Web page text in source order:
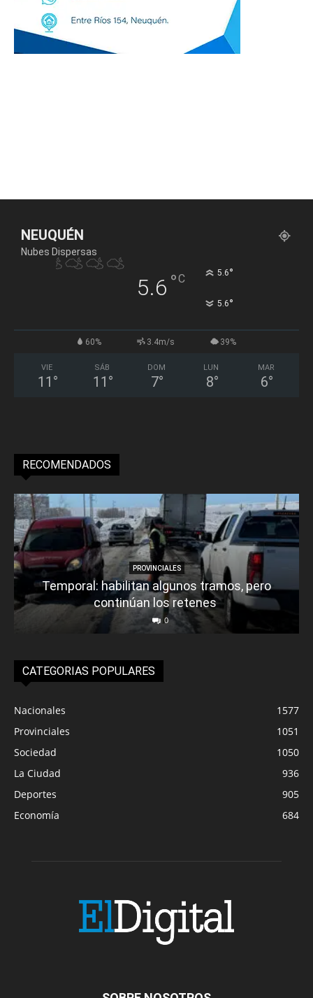
NEUQUÉN
Nubes Dispersas
5.6 °C 5.6°
5.6°
60% 3.4m/s 39%
VIE
11 °
SÁB
11 °
DOM
7°
LUN
8°
MAR
6°
RECOMENDADOS
PROVINCIALES
Temporal: habilitan algunos tramos, pero
continúan los retenes
0
CATEGORIAS POPULARES
Nacionales
1577
Provinciales
1051
Sociedad
1050
La Ciudad
936
Deportes
905
Economía
684